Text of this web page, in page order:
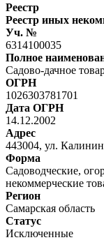
Реестр
Реестр иных
Уч. №
6314100035
Полное
Садово-дачное
ОГРН
1026303781701
Дата ОГРН
14.12.2002
Адрес
443004, ул.
Форма
Садоводческие,
некоммерческие
Регион
Самарская область
Статус
Исключенные